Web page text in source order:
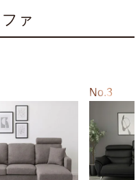
ワークデスク ウィルトンラ
ァ